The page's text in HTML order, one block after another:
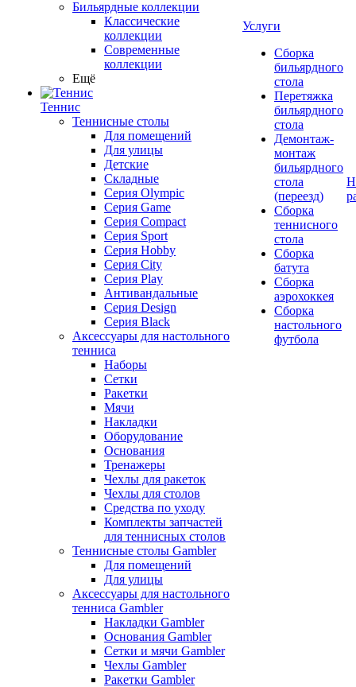
Бильярдные коллекции
Классические
коллекции
Современные
коллекции
Ещё
Теннис
Теннисные столы
Для помещений
Для улицы
Детские
Складные
Серия Olympic
Серия Game
Серия Compact
Серия Sport
Серия Hobby
Серия City
Серия Play
Антивандальные
Серия Design
Серия Black
Аксессуары для настольного
тенниса
Наборы
Сетки
Ракетки
Мячи
Накладки
Оборудование
Основания
Тренажеры
Чехлы для ракеток
Чехлы для столов
Средства по уходу
Комплекты запчастей
для теннисных столов
Теннисные столы Gambler
Для помещений
Для улицы
Аксессуары для настольного
тенниса Gambler
Накладки Gambler
Основания Gambler
Сетки и мячи Gambler
Чехлы Gambler
Ракетки Gambler
Услуги
Сборка
бильярдного
стола
Перетяжка
бильярдного
стола
Демонтаж-
монтаж
бильярдного
стола
(переезд)
Сборка
теннисного
стола
Сборка
батута
Сборка
аэрохоккея
Сборка
настольного
футбола